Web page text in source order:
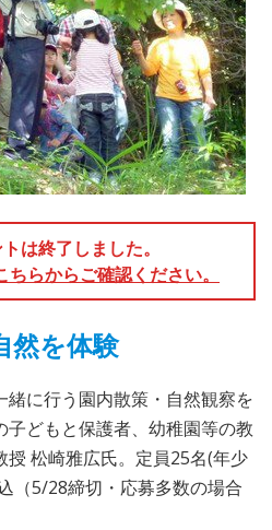
は終了しました。
らからご確認ください。
然を体験
に行う園内散策・自然観察を
どもと保護者、幼稚園等の教
授 松崎雅広氏。定員25名(年少
（5/28締切・応募多数の場合